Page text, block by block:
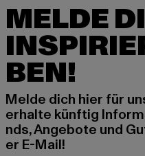
MELDE
BEN!
Melde dich hier für
erhalte künftig
nds, Angebote und
er E-Mail!